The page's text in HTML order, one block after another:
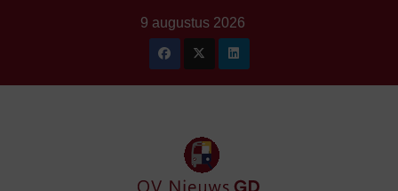
9 augustus 2026